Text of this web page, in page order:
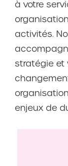
à votre
activités.
stratégie et
enjeux de